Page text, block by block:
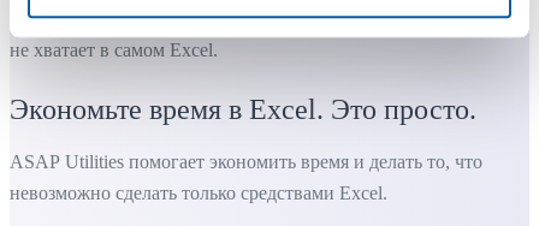
Практичные инструменты, которых многим пользователям
не хватает в самом Excel.
Экономьте время в Excel. Это просто.
ASAP Utilities помогает экономить время и делать то, что
невозможно сделать только средствами Excel.